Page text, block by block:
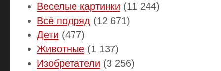
Веселые картинки (11 244)
Всё подряд (12 671)
Дети (477)
Животные(1 137)
Изобретатели (3 256)